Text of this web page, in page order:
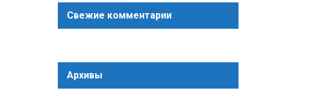
Свежие комментарии
Архивы